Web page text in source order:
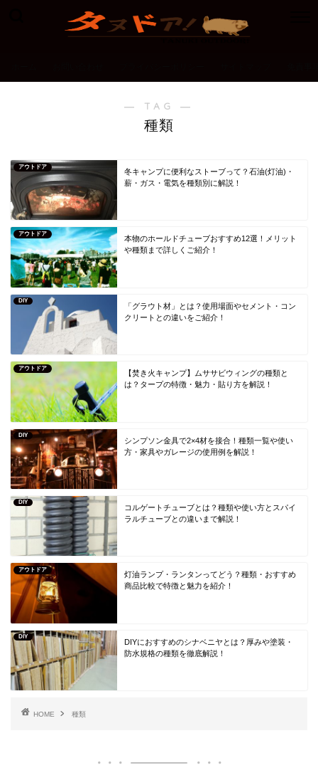
― TAG ―
種類
アウトドア
冬キャンプに便利なストーブって？石油(灯油)・
薪・ガス・電気を種類別に解説！
アウトドア
本物のホールドチューブおすすめ12選！メリット
や種類まで詳しくご紹介！
DIY
「グラウト材」とは？使用場面やセメント・コン
クリートとの違いをご紹介！
アウトドア
【焚き火キャンプ】ムササビウィングの種類と
は？タープの特徴・魅力・貼り方を解説！
DIY
シンプソン金具で2×4材を接合！種類一覧や使い
方・家具やガレージの使用例を解説！
DIY
コルゲートチューブとは？種類や使い方とスパイ
ラルチューブとの違いまで解説！
アウトドア
灯油ランプ・ランタンってどう？種類・おすすめ
商品比較で特徴と魅力を紹介！
DIY
DIYにおすすめのシナベニヤとは？厚みや塗装・
防水規格の種類を徹底解説！
HOME 種類